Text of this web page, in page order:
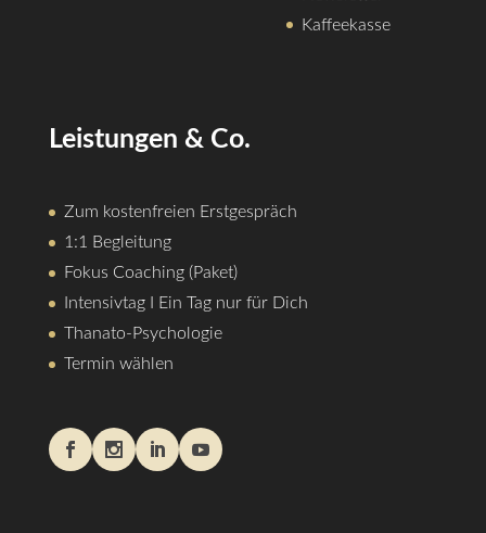
Kaffeekasse
Leistungen & Co.
Zum kostenfreien Erstgespräch
1:1 Begleitung
Fokus Coaching (Paket)
Intensivtag I Ein Tag nur für Dich
Thanato-Psychologie
Termin wählen